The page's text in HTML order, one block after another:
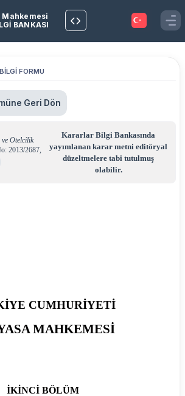
Mahkemesi
BANKASI
FORMU
Geri Dön
Otelcilik
2013/2687,
Kararlar Bilgi Bankasında
yayımlanan karar metni editöryal
düzeltmelere tabi tutulmuş
olabilir.